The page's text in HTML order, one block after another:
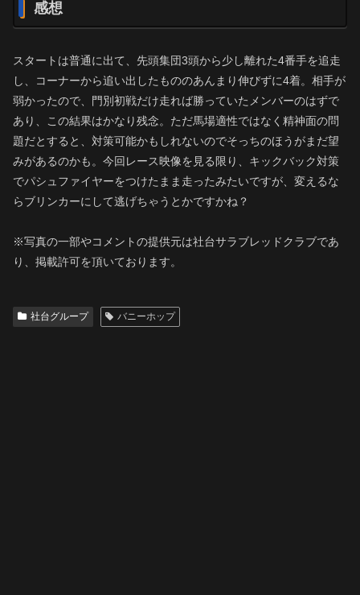
感想
スタートは普通に出て、先頭集団3頭から少し離れた4番手を追走
し、コーナーから追い出したもののあんまり伸びずに4着。相手が
弱かったので、門別初戦だけ走れば勝っていたメンバーのはずで
あり、この結果はかなり残念。ただ馬場適性ではなく精神面の問
題だとすると、対策可能かもしれないのでそっちのほうがまだ望
みがあるのかも。今回レース映像を見る限り、キックバック対策
でパシュファイヤーをつけたまま走ったみたいですが、変えるな
らブリンカーにして逃げちゃうとかですかね？
※写真の一部やコメントの提供元は社台サラブレッドクラブであ
り、掲載許可を頂いております。
社台グループ バニーホップ